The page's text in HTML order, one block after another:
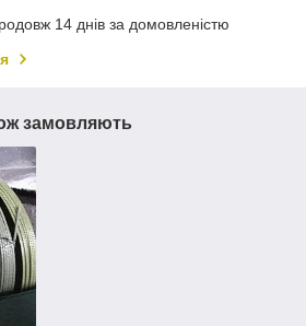
14 днів за домовленістю
замовляють